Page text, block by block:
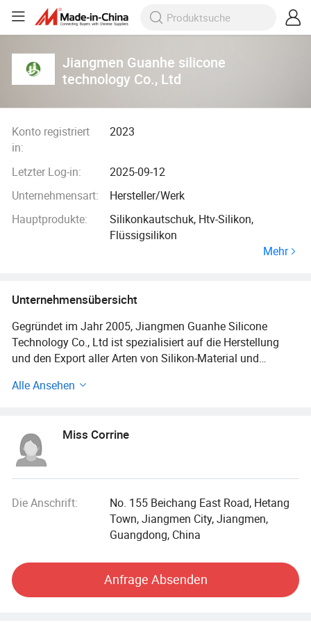
Jiangmen Guanhe silicone
technology Co., Ltd
Konto registriert
in:
2023
Letzter Log-in:
2025-09-12
Unternehmensart:
Hersteller/Werk
Hauptprodukte:
Silikonkautschuk, Htv-Silikon,
Flüssigsilikon
Mehr
Unternehmensübersicht
Gegründet im Jahr 2005, Jiangmen Guanhe Silicone
Technology Co., Ltd ist spezialisiert auf die Herstellung
und den Export aller Arten von Silikon-Material und
Übersee-Chinesen, Jiangmen Stadt. Die Fabrik umfasst
Guanhe Silikon-Kautschuk haben eine ausgezeichnete
Verarbeitungsleistung, ausgezeichnete umfassende
Vergilbung, ausgezeichnete Belastbarkeit und stabile
Wetterbeständigkeit, elektrische Isolierung, sofortige
Temperaturbeständigkeit bis zu 300 Grad, ultra-niedrige
überlegene Leistung.
Gleichzeitig produzieren wir auch Silikonzubehör oder
Alle Ansehen
Miss Corrine
Die Anschrift:
No. 155 Beichang East Road, Hetang
Town, Jiangmen City, Jiangmen,
Guangdong, China
Anfrage Absenden